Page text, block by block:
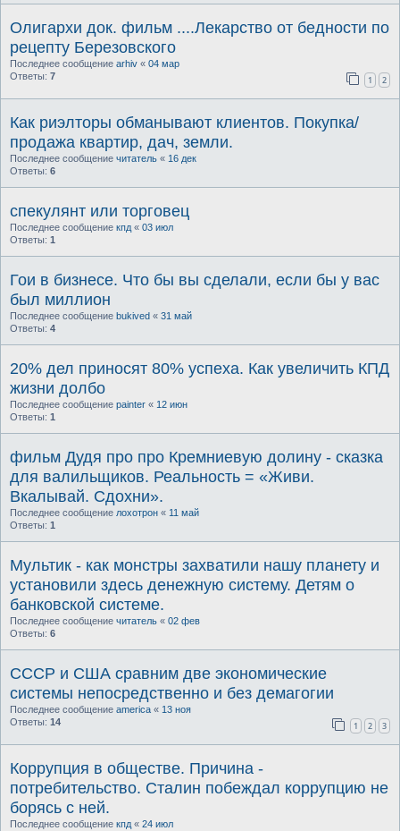
Олигархи док. фильм ....Лекарство от бедности по
рецепту Березовского
Последнее сообщение arhiv « 04 мар
Ответы: 7 1 2
Как риэлторы обманывают клиентов. Покупка/
продажа квартир, дач, земли.
Последнее сообщение читатель « 16 дек
Ответы: 6
спекулянт или торговец
Последнее сообщение кпд « 03 июл
Ответы: 1
Гои в бизнесе. Что бы вы сделали, если бы у вас
был миллион
Последнее сообщение bukived « 31 май
Ответы: 4
20% дел приносят 80% успеха. Как увеличить КПД
жизни долбо
Последнее сообщение painter « 12 июн
Ответы: 1
фильм Дудя про про Кремниевую долину - сказка
для валильщиков. Реальность = «Живи.
Вкалывай. Сдохни».
Последнее сообщение лохотрон « 11 май
Ответы: 1
Мультик - как монстры захватили нашу планету и
установили здесь денежную систему. Детям о
банковской системе.
Последнее сообщение читатель « 02 фев
Ответы: 6
СССР и США сравним две экономические
системы непосредственно и без демагогии
Последнее сообщение america « 13 ноя
Ответы: 14 1 2 3
Коррупция в обществе. Причина -
потребительство. Сталин побеждал коррупцию не
борясь с ней.
Последнее сообщение кпд « 24 июл